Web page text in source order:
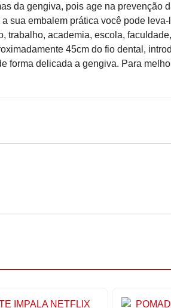
da gengiva, pois age na prevenção
sua embalem prática você pode
trabalho, academia, escola,
45cm do fio dental,
forma delicada a gengiva. Para